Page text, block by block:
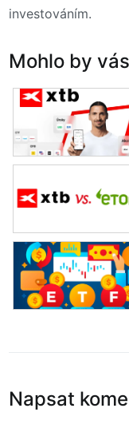
investováním.
Mohlo by
Napsat